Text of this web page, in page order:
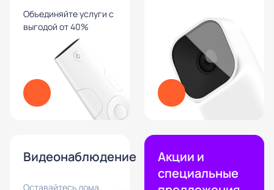
Объединяйте услуги с
выгодой от 40%
Видеонаблюдение
Оставайтесь дома,
Акции и
специальные